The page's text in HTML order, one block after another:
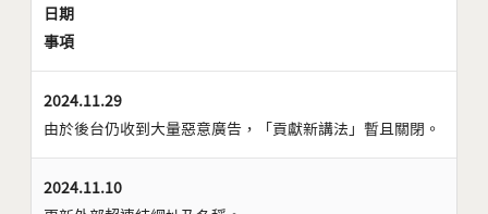
日期
事項
2024.11.29
由於後台仍收到大量惡意廣告，「貢獻新講法」暫且關閉。
2024.11.10